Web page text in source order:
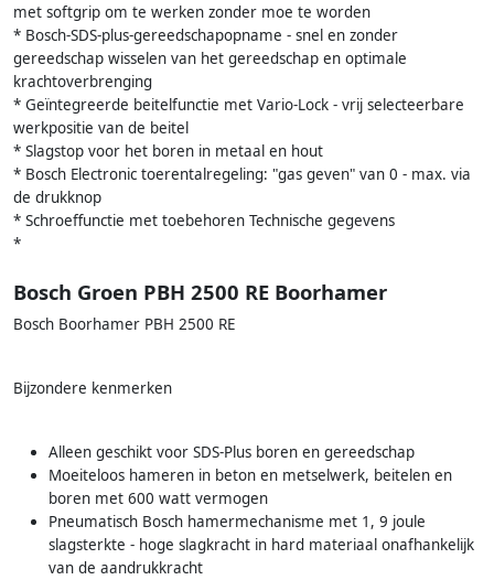
met softgrip om te werken zonder moe te worden
* Bosch-SDS-plus-gereedschapopname - snel en zonder
gereedschap wisselen van het gereedschap en optimale
krachtoverbrenging
* Geïntegreerde beitelfunctie met Vario-Lock - vrij selecteerbare
werkpositie van de beitel
* Slagstop voor het boren in metaal en hout
* Bosch Electronic toerentalregeling: "gas geven" van 0 - max. via
de drukknop
* Schroeffunctie met toebehoren Technische gegevens
*
Bosch Groen PBH 2500 RE Boorhamer
Bosch Boorhamer PBH 2500 RE
Bijzondere kenmerken
Alleen geschikt voor SDS-Plus boren en gereedschap
Moeiteloos hameren in beton en metselwerk, beitelen en
boren met 600 watt vermogen
Pneumatisch Bosch hamermechanisme met 1, 9 joule
slagsterkte - hoge slagkracht in hard materiaal onafhankelijk
van de aandrukkracht